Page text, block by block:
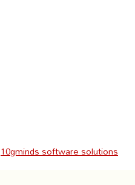
10gminds software solutions